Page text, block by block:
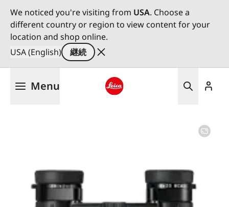
We noticed you're visiting from USA. Choose a
different country or region to view content for your
location and shop online.
USA (English)
継続
Menu